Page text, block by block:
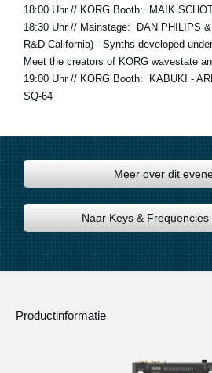
18:00 Uhr// KORG Booth: MAIK
18:30 Uhr// Mainstage: DAN PHILIPS
R&D California) - Synths developed
Meet the creators of KORG wavestate
19:00 Uhr// KORG Booth: KABUKI -
SQ-64
Meer over dit
Naar Keys &
Productinformatie